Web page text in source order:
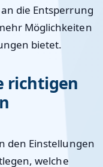
die Entsperrung
Möglichkeiten
bietet.
richtigen
den Einstellungen
welche